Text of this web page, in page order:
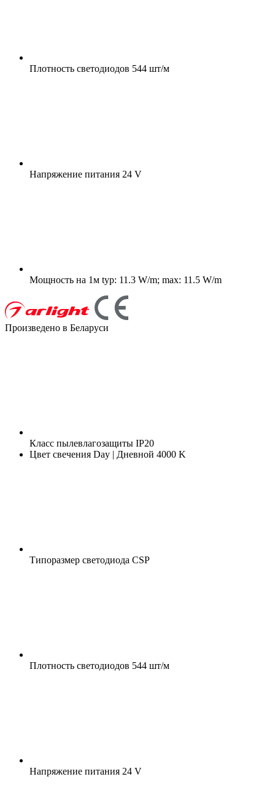
Плотность светодиодов 544 шт/м
Напряжение питания 24 V
Мощность на 1м typ: 11.3 W/m; max: 11.5 W/m
Произведено в Беларуси
Класс пылевлагозащиты IP20
Цвет свечения Day | Дневной 4000 K
Типоразмер светодиода CSP
Плотность светодиодов 544 шт/м
Напряжение питания 24 V